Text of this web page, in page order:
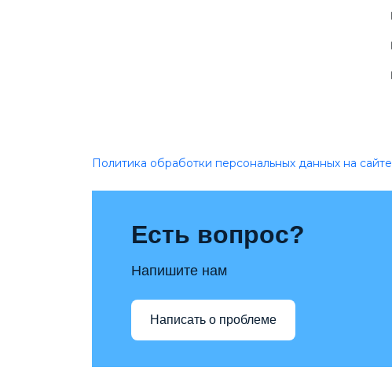
Политика обработки персональных данных на сайте
Есть вопрос?
Напишите нам
Написать о проблеме